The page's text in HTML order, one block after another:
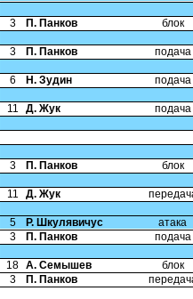
3 П. Панков блок
3 П. Панков подача
6 Н. Зудин подача
11 Д. Жук подача
3 П. Панков блок
11 Д. Жук
5 Р. Шкулявичус
атака
3
П. Панков подача
18 А. Семышев
блок
3
П. Панков